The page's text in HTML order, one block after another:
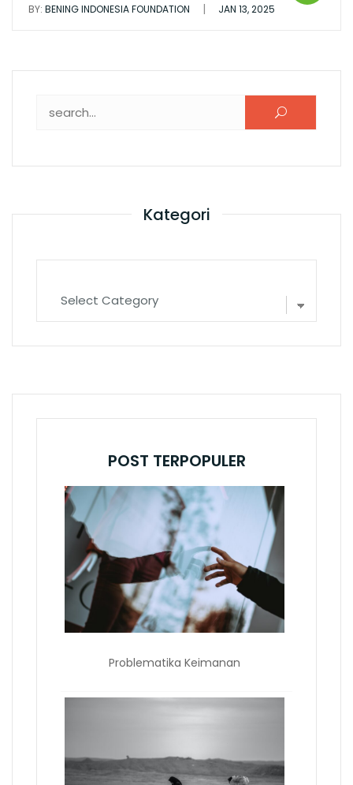
BY: BENING INDONESIA FOUNDATION | JAN 13, 2025
Kategori
POST TERPOPULER
Problematika Keimanan